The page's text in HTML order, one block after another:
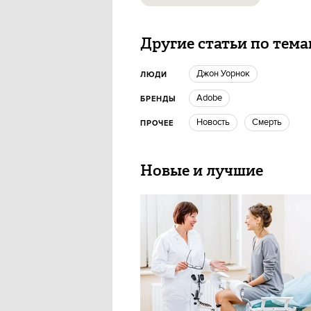
Другие статьи по
ЛЮДИ Джон Уорнок
БРЕНДЫ Adobe
ПРОЧЕЕ Новость Смерть
Новые и лучшие